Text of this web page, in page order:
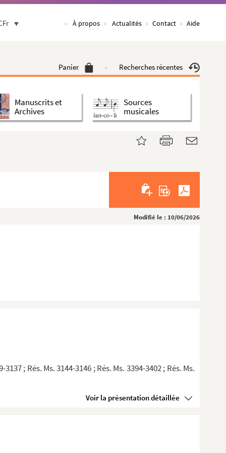
À propos Actualités Contact Aide
Panier Recherches récentes
Manuscrits et
Archives
Sources
musicales
Modifié le : 10/06/2026
; Rés. Ms. 3144-3146 ; Rés. Ms. 3394-3402 ; Rés. Ms.
Voir la présentation détaillée
: 15,8 x 11,8 cm)